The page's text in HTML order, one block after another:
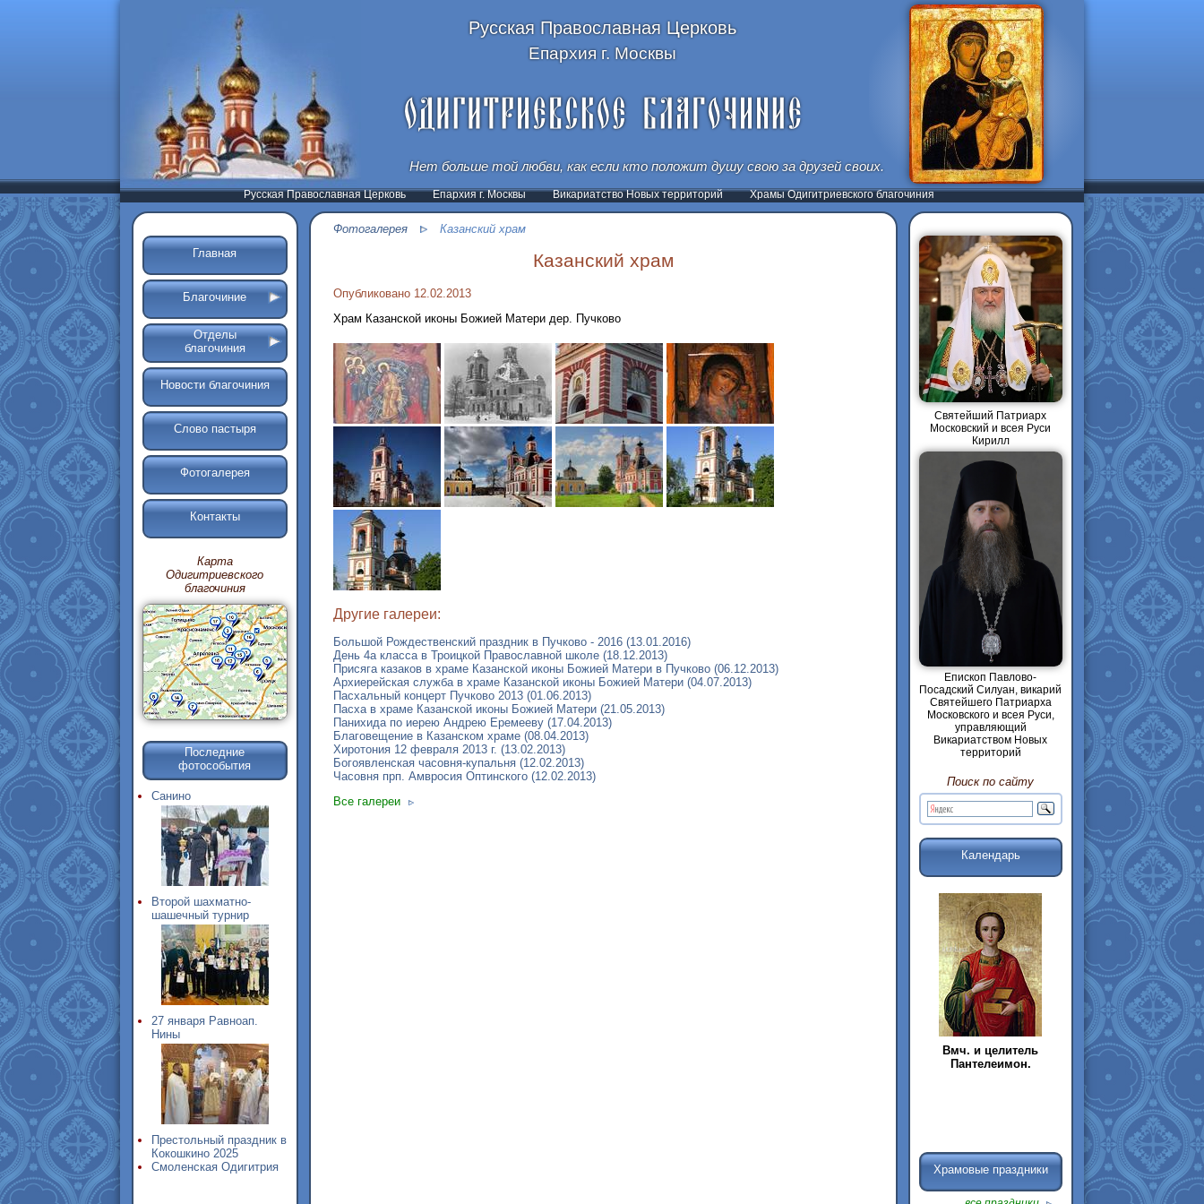
Русская Православная Церковь
Епархия г. Москвы
Нет больше той любви, как если кто положит душу свою за друзей своих.
Русская Православная Церковь Епархия г. Москвы Викариатство Новых территорий Храмы Одигитриевского благочиния
Главная
Благочиние
Отделы
благочиния
Новости благочиния
Слово пастыря
Фотогалерея
Контакты
Карта
Одигитриевского
благочиния
Последние
фотособытия
Санино
Второй шахматно-
шашечный турнир
27 января Равноап.
Нины
Престольный праздник в
Кокошкино 2025
Смоленская Одигитрия
Фотогалерея Казанский храм
Казанский храм
Опубликовано 12.02.2013
Храм Казанской иконы Божией Матери дер. Пучково
Другие галереи:
Большой Рождественский праздник в Пучково - 2016 (13.01.2016)
День 4а класса в Троицкой Православной школе (18.12.2013)
Присяга казаков в храме Казанской иконы Божией Матери в Пучково (06.12.2013)
Архиерейская служба в храме Казанской иконы Божией Матери (04.07.2013)
Пасхальный концерт Пучково 2013 (01.06.2013)
Пасха в храме Казанской иконы Божией Матери (21.05.2013)
Панихида по иерею Андрею Еремееву (17.04.2013)
Благовещение в Казанском храме (08.04.2013)
Хиротония 12 февраля 2013 г. (13.02.2013)
Богоявленская часовня-купальня (12.02.2013)
Часовня прп. Амвросия Оптинского (12.02.2013)
Все галереи
Святейший Патриарх
Московский и всея Руси
Кирилл
Епископ Павлово-
Посадский Силуан, викарий
Святейшего Патриарха
Московского и всея Руси,
управляющий
Викариатством Новых
территорий
Поиск по сайту
Календарь
Вмч. и целитель
Пантелеимон.
Храмовые праздники